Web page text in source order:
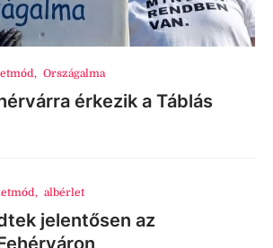
, Országalma
érkezik a Táblás
, albérlet
jelentősen az